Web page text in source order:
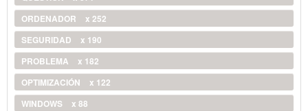
ORDENADOR
x 252
SEGURIDAD
x 190
PROBLEMA
x 182
OPTIMIZACIÓN
x 122
WINDOWS
x 88